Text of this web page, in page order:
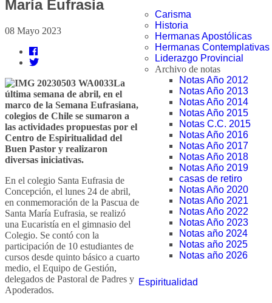
Carisma
Historia
Hermanas Apostólicas
Hermanas Contemplativas
Liderazgo Provincial
Archivo de notas
Notas Año 2012
Notas Año 2013
Notas Año 2014
Notas Año 2015
Notas C.C. 2015
Notas Año 2016
Notas Año 2017
Notas Año 2018
Notas Año 2019
casas de retiro
Notas Año 2020
Notas Año 2021
Notas Año 2022
Notas Año 2023
Notas año 2024
Notas año 2025
Notas año 2026
Espiritualidad
María Eufrasia
08 Mayo 2023
La
última semana de abril, en el
marco de la Semana Eufrasiana,
colegios de Chile se sumaron a
las actividades propuestas por el
Centro de Espiritualidad del
Buen Pastor y realizaron
diversas iniciativas.
En el colegio Santa Eufrasia de
Concepción, el lunes 24 de abril,
en conmemoración de la Pascua de
Santa María Eufrasia, se realizó
una Eucaristía en el gimnasio del
Colegio. Se contó con la
participación de 10 estudiantes de
cursos desde quinto básico a cuarto
medio, el Equipo de Gestión,
delegados de Pastoral de Padres y
Apoderados.